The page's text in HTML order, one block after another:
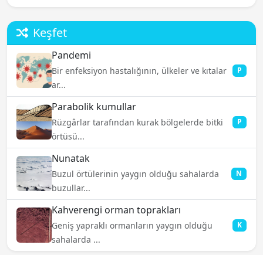
Keşfet
Pandemi
Bir enfeksiyon hastalığının, ülkeler ve kıtalar
ar...
P
Parabolik kumullar
Rüzgârlar tarafından kurak bölgelerde bitki
örtüsü...
P
Nunatak
Buzul örtülerinin yaygın olduğu sahalarda
buzullar...
N
Kahverengi orman toprakları
Geniş yapraklı ormanların yaygın olduğu
sahalarda ...
K